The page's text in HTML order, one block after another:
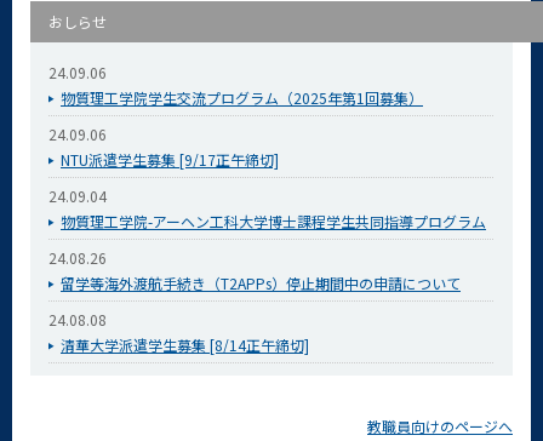
おしらせ
24.09.06
物質理工学院学生交流プログラム（2025年第1回募集）
24.09.06
NTU派遣学生募集 [9/17正午締切]
24.09.04
物質理工学院-アーヘン工科大学博士課程学生共同指導プログラム
24.08.26
留学等海外渡航手続き（T2APPs）停止期間中の申請について
24.08.08
清華大学派遣学生募集 [8/14正午締切]
教職員向けのページへ